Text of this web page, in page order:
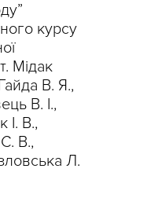
курсу
Мідак
В. Я.,
В. І.,
І. В.,
В.,
Л.